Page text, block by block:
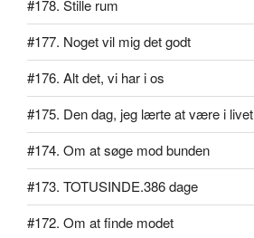
#178. Stille rum
#177. Noget vil mig det godt
#176. Alt det, vi har i os
#175. Den dag, jeg lærte at være i livet
#174. Om at søge mod bunden
#173. TOTUSINDE.386 dage
#172. Om at finde modet